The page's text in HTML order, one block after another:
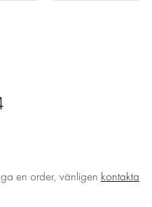
en order, vänligen kontakta